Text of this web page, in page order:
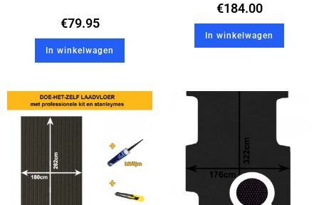
€79.95
In winkelwagen
€184.00
In winkelwagen